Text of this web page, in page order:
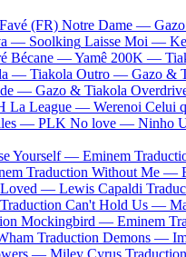
Favé (FR) Notre Dame —
— Soolking Laisse Moi —
Bécane —Yamê 200K —
— Tiakola Outro — Gazo &
— Gazo & Tiakola
La League — Werenoi Celui
— PLK No love — Ninho
Yourself — Eminem
Traduction Without Me —
Loved — Lewis Capaldi
Traduction Can't Hold Us —
Mockingbird — Eminem
Traduction Demons —